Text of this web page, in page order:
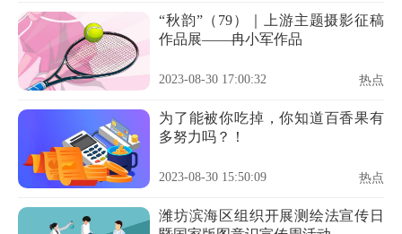
“秋韵”（79）｜上游主题摄影征稿
作品展——冉小军作品
2023-08-30 17:00:32 热点
为了能被你吃掉，你知道百香果有
多努力吗？！
2023-08-30 15:50:09 热点
潍坊滨海区组织开展测绘法宣传日